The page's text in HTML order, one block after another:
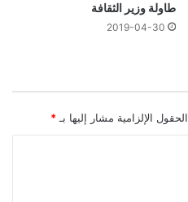
طاولة وزير الثقافة
2019-04-30
الحقول الإلزامية مشار إليها بـ *